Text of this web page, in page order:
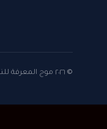
© ٢٠٢٦ موج المعرفة للنشر والتوزيع. جميع الحقوق محفوظة.